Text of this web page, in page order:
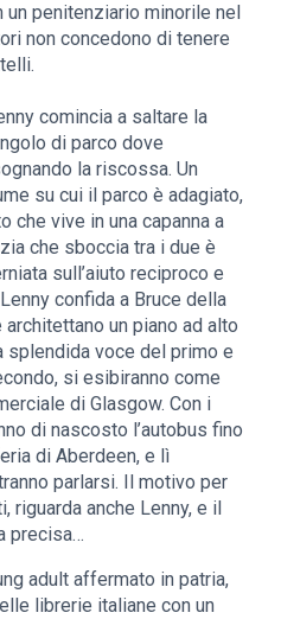
un penitenziario minorile nel
non concedono di tenere
comincia a saltare la
di parco dove
la riscossa. Un
su cui il parco è adagiato,
che vive in una capanna a
che sboccia tra i due è
sull’aiuto reciproco e
confida a Bruce della
un piano ad alto
voce del primo e
si esibiranno come
di Glasgow. Con i
di nascosto l’autobus fino
di Aberdeen, e lì
parlarsi. Il motivo per
riguarda anche Lenny, e il
precisa…
adult affermato in patria,
librerie italiane con un